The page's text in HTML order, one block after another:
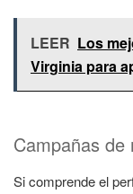
LEER Los
Virginia para
Campañas de
Si comprende el